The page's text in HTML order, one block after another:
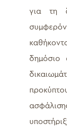
για τη
δημόσιο